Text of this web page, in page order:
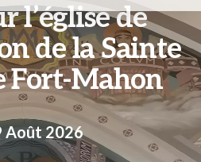
l’église de
de la Sainte
Fort-Mahon
Août 2026